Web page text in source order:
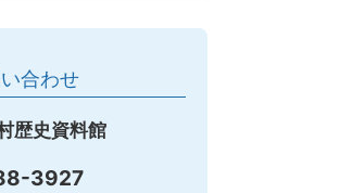
合わせ
歴史資料館
3927